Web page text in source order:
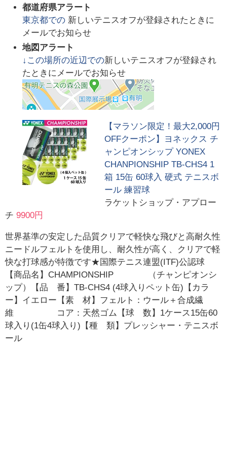
都道府県アラート
東京都での 新しいテニスオフが登録されたときに
メールでお知らせ
地図アラート
↓この場所の近辺での新しいテニスオフが登録され
たときにメールでお知らせ
【マラソン限定！最大2,000円
OFFクーポン】ヨネックス チ
ャンピオンシップ YONEX
CHANPIONSHIP TB-CHS4 1
箱 15缶 60球入 硬式 テニスボ
ール 練習球
ラケットショップ・アプロー
チ 9900円
世界基準の安定した品質クリアで軽快な飛びと高耐久性
ニードルフェルトを使用し、耐久性が高く、クリアで軽
快な打球感が特徴です★国際テニス連盟(ITF)公認球
【商品名】CHAMPIONSHIP （チャンピオンシ
ップ）【品 番】TB-CHS4 (4球入りペット缶)【カラ
ー】イエロー【素 材】フェルト：ウール＋合成繊
維 コア：天然ゴム【球 数】1ケース15缶60
球入り(1缶4球入り)【種 類】プレッシャー・テニスボ
ール